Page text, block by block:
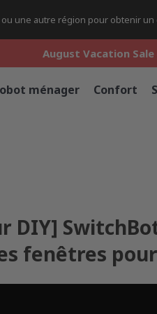
une autre région pour obtenir
August Vacation
August Vacation
ménager Confort
DIY]
fenêtres